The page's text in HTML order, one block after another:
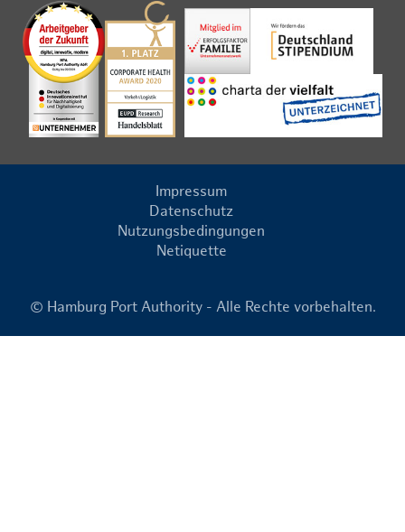
Impressum
Datenschutz
Nutzungsbedingungen
Netiquette
© Hamburg Port Authority - Alle Rechte vorbehalten.